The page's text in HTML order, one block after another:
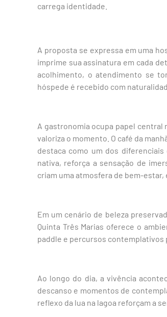
carrega identidade.
A proposta se expressa em uma
imprime sua assinatura em cada
acolhimento, o atendimento se
hóspede é recebido com
A gastronomia ocupa papel
valoriza o momento. O café da
destaca como um dos
nativa, reforça a sensação de
criam uma atmosfera de bem-estar,
Em um cenário de beleza
Quinta Três Marias oferece o
paddle e percursos contemplativos
Ao longo do dia, a vivência
descanso e momentos de
reflexo da lua na lagoa reforçam a